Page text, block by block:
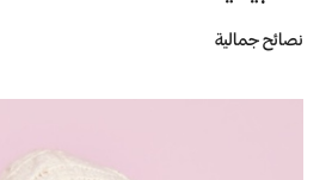
نصائح جمالية